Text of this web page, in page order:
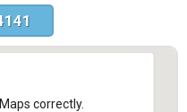
correctly.